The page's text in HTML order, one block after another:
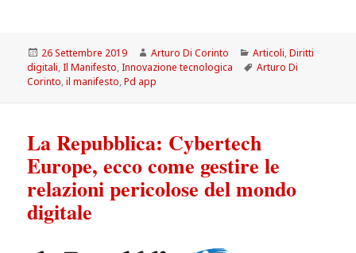
Scritto
il
26 Settembre 2019 Autore
Arturo Di Corinto Categorie
Articoli,Diritti
digitali,Il Manifesto,Innovazione tecnologica Tag
Arturo Di
Corinto,il manifesto,Pd app
La Repubblica: Cybertech
Europe, ecco come gestire le
relazioni pericolose del mondo
digitale